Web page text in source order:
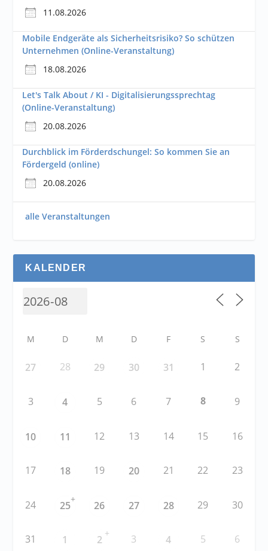
11.08.2026
Mobile Endgeräte als Sicherheitsrisiko? So schützen
Unternehmen (Online-Veranstaltung)
18.08.2026
Let's Talk About / KI - Digitalisierungssprechtag
(Online-Veranstaltung)
20.08.2026
Durchblick im Förderdschungel: So kommen Sie an
Fördergeld (online)
20.08.2026
alle Veranstaltungen
KALENDER
M D M D F S S
27 28 29 30 31 1 2
3 4 5 6 7 8 9
10 11 12 13 14 15 16
17 18 19 20 21 22 23
24 25
+
26 27 28 29 30
31 1 2
+ 3 4 5 6